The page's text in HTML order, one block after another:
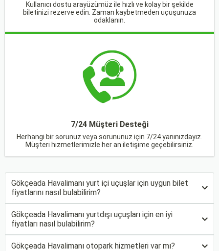
Kullanıcı dostu arayüzümüz ile hızlı ve kolay bir şekilde
biletinizi rezerve edin. Zaman kaybetmeden uçuşunuza
odaklanın.
7/24 Müşteri Desteği
Herhangi bir sorunuz veya sorununuz için 7/24 yanınızdayız.
Müşteri hizmetlerimizle her an iletişime geçebilirsiniz.
Gökçeada Havalimanı yurt içi uçuşlar için uygun bilet
fiyatlarını nasıl bulabilirim?
Gökçeada Havalimanı yurtdışı uçuşları için en iyi
fiyatları nasıl bulabilirim?
Gökçeada Havalimanı otopark hizmetleri var mı?